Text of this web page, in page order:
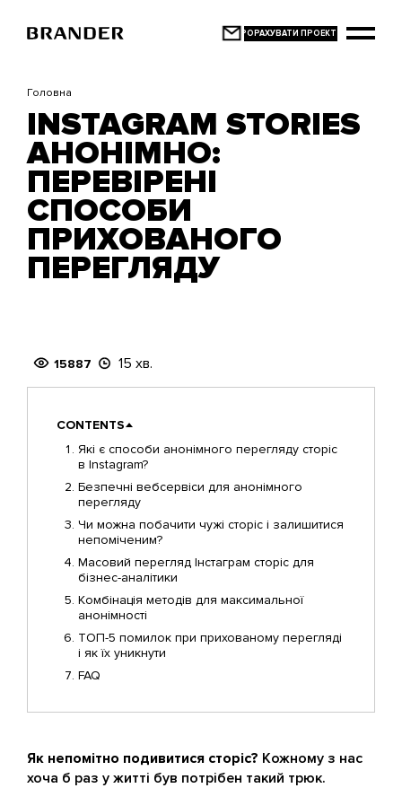
основного
Головна
INSTAGRAM STORIES
АНОНІМНО:
ПЕРЕВІРЕНІ
СПОСОБИ
ПРИХОВАНОГО
ПЕРЕГЛЯДУ
15887 15 хв.
CONTENTS
Які є способи анонімного перегляду сторіс
в Instagram?
Безпечні вебсервіси для анонімного
перегляду
Чи можна побачити чужі сторіс і залишитися
непоміченим?
Масовий перегляд Інстаграм сторіс для
бізнес-аналітики
Комбінація методів для максимальної
анонімності
ТОП-5 помилок при прихованому перегляді
і як їх уникнути
FAQ
Як непомітно подивитися сторіс? Кожному з нас
хоча б раз у житті був потрібен такий трюк.